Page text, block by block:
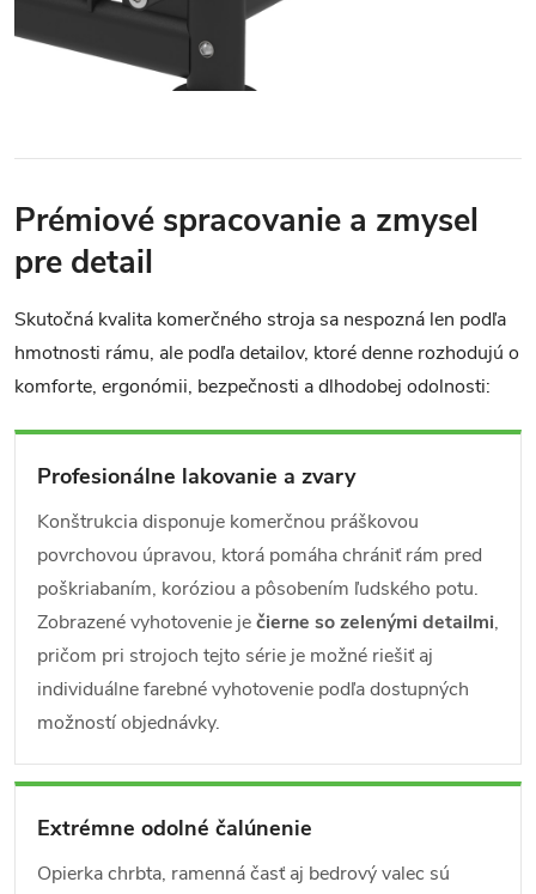
Prémiové spracovanie a zmysel
pre detail
Skutočná kvalita komerčného stroja sa nespozná len podľa
hmotnosti rámu, ale podľa detailov, ktoré denne rozhodujú o
komforte, ergonómii, bezpečnosti a dlhodobej odolnosti:
Profesionálne lakovanie a zvary
Konštrukcia disponuje komerčnou práškovou
povrchovou úpravou, ktorá pomáha chrániť rám pred
poškriabaním, koróziou a pôsobením ľudského potu.
Zobrazené vyhotovenie ječierne so zelenými detailmi,
pričom pri strojoch tejto série je možné riešiť aj
individuálne farebné vyhotovenie podľa dostupných
možností objednávky.
Extrémne odolné čalúnenie
Opierka chrbta, ramenná časť aj bedrový valec sú